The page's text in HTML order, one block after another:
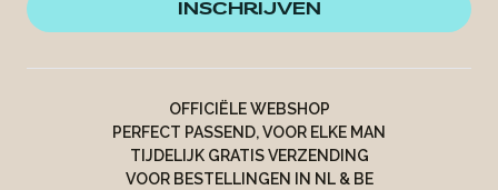
INSCHRIJVEN
OFFICIËLE WEBSHOP
PERFECT PASSEND, VOOR ELKE MAN
TIJDELIJK GRATIS VERZENDING
VOOR BESTELLINGEN IN NL & BE